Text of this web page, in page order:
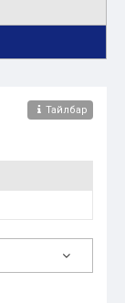
Тайлбар